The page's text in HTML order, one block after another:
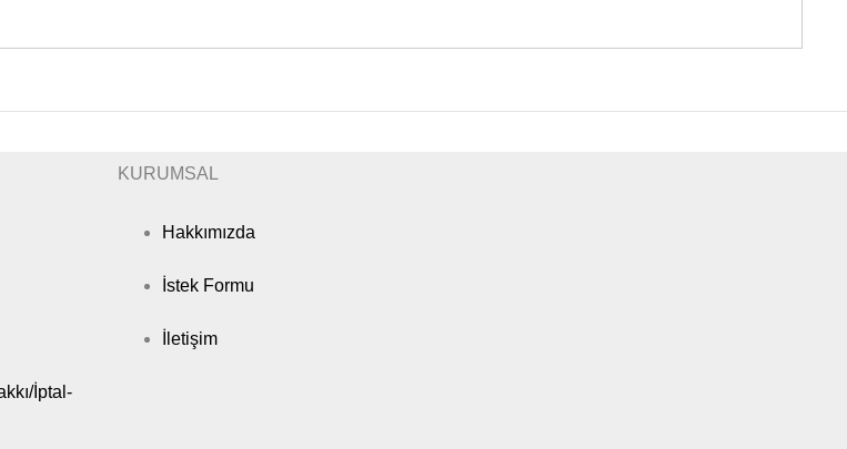
İptal-
KURUMSAL
Hakkımızda
İstek Formu
İletişim